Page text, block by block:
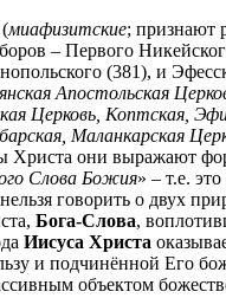
(миафизитские; признают
– Первого
(381), и
Апостольская
Церковь, Коптская,
Маланкарская
Христа они выражают
Слова Божия» – т.е.
говорить о двух
Бога-Слова,
Иисуса Христа
и подчинённой Его
объектом